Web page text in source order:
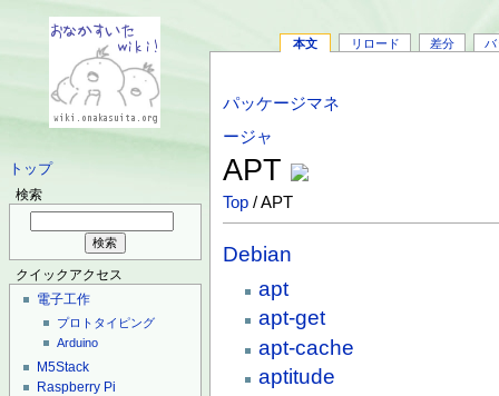
トップ
検索
クイックアクセス
電子工作
プロトタイピング
Arduino
M5Stack
Raspberry Pi
本文 リロード 差分 バ
パッケージマネ
ージャ
APT
Top / APT
Debian
apt
apt-get
apt-cache
aptitude